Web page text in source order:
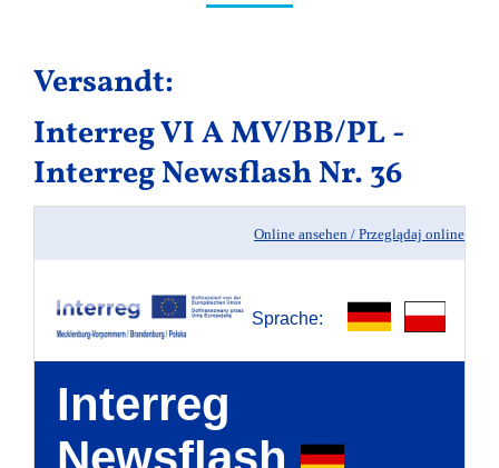
Versandt:
Interreg VI A MV/BB/PL -
Interreg Newsflash Nr. 36